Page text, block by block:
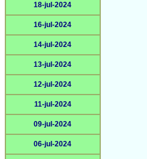
18-jul-2024
16-jul-2024
14-jul-2024
13-jul-2024
12-jul-2024
11-jul-2024
09-jul-2024
06-jul-2024